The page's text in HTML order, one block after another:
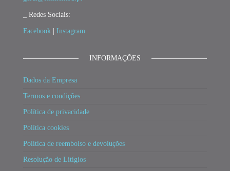
_ Redes Sociais:
Facebook Instagram
INFORMAÇÕES
Dados da Empresa
Termos e condições
Política de privacidade
Política cookies
Política de reembolso e devoluções
Resolução de Litígios